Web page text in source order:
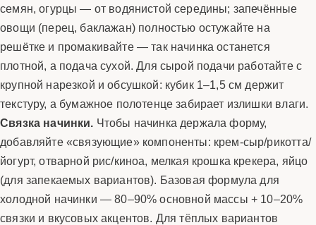
семян, огурцы — от водянистой середины; запечённые
овощи (перец, баклажан) полностью остужайте на
решётке и промакивайте — так начинка останется
плотной, а подача сухой. Для сырой подачи работайте с
крупной нарезкой и обсушкой: кубик 1–1,5 см держит
текстуру, а бумажное полотенце забирает излишки влаги.
Связка начинки. Чтобы начинка держала форму,
добавляйте «связующие» компоненты: крем-сыр/рикотта/
йогурт, отварной рис/киноа, мелкая крошка крекера, яйцо
(для запекаемых вариантов). Базовая формула для
холодной начинки — 80–90% основной массы + 10–20%
связки и вкусовых акцентов. Для тёплых вариантов